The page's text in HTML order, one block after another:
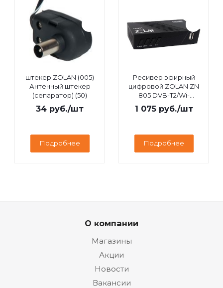
штекер ZOLAN (005)
Антенный штекер
(сепаратор) (50)
34 руб./шт
Подробнее
Ресивер эфирный
цифровой ZOLAN ZN
805 DVB-T2/Wi-
Fi/IPTV/MEGOGO/YouTube,
дисплей
1 075руб./шт
Подробнее
О компании
Магазины
Акции
Новости
Вакансии